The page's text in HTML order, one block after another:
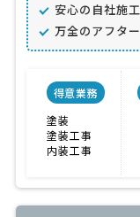
安心の自社施工
万全のアフタ
得意業務
塗装
塗装工事
内装工事